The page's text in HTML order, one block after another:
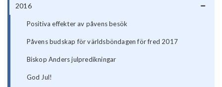
2016
Positiva effekter av påvens besök
Påvens budskap för världsböndagen för fred 2017
Biskop Anders julpredikningar
God Jul!